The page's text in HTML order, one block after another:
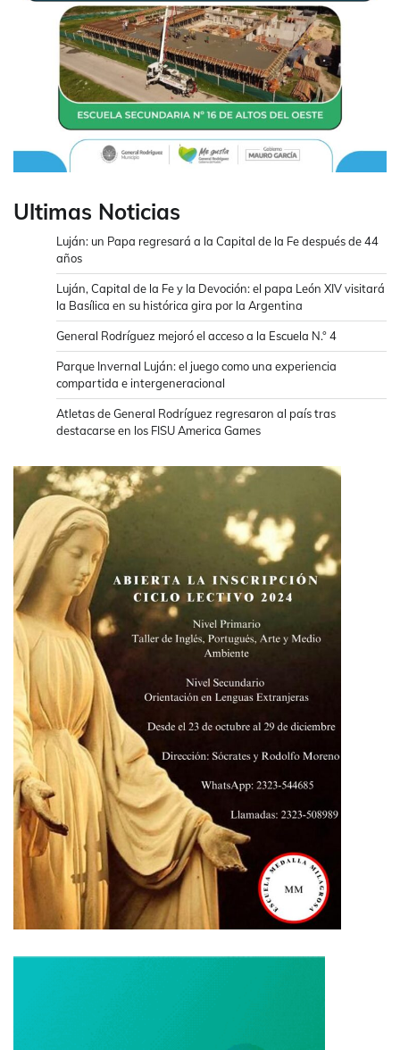
Ultimas Noticias
Luján: un Papa regresará a la Capital de la Fe después de 44
años
Luján, Capital de la Fe y la Devoción: el papa León XIV visitará
la Basílica en su histórica gira por la Argentina
General Rodríguez mejoró el acceso a la Escuela N.° 4
Parque Invernal Luján: el juego como una experiencia
compartida e intergeneracional
Atletas de General Rodríguez regresaron al país tras
destacarse en los FISU America Games